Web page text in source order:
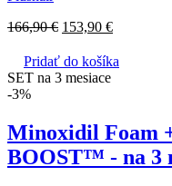
166,90€ 153,90 €
Pridať do košíka
SET na 3 mesiace
-3%
Minoxidil Foam
BOOST™ - na 3